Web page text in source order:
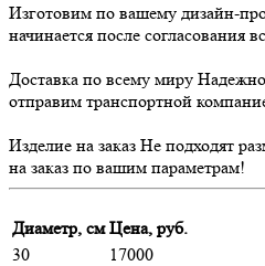
Изготовим по вашему дизайн-
начинается после согласования
Доставка по всему миру Надежно
отправим транспортной
Изделие на заказ Не подходят
на заказ по вашим параметрам!
Диаметр, см Цена, руб.
30
17000